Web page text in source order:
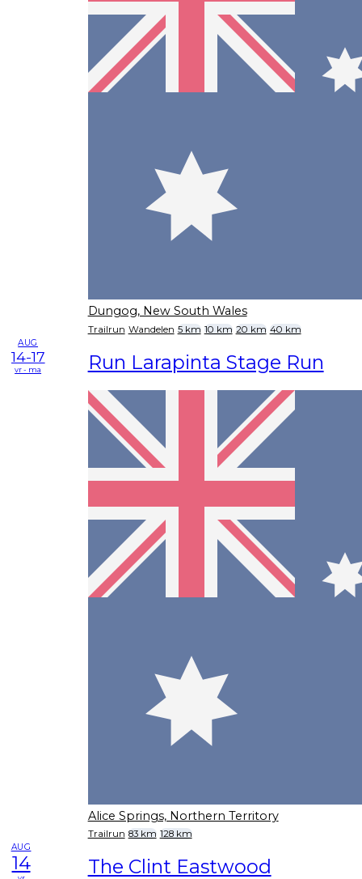
Dungog, New South Wales
Trailrun Wandelen 5 km 10 km 20 km 40 km
AUG
14-17
vr - ma Run Larapinta Stage Run
Alice Springs, Northern Territory
Trailrun 83 km 128 km
AUG
14 The Clint Eastwood